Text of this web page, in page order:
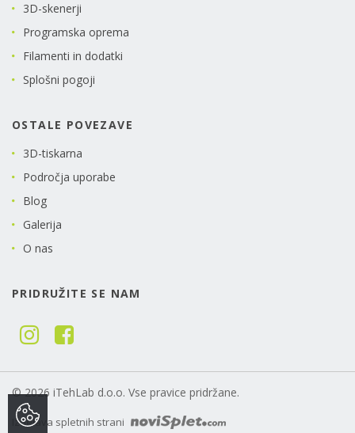
3D-skenerji
Programska oprema
Filamenti in dodatki
Splošni pogoji
OSTALE POVEZAVE
3D-tiskarna
Področja uporabe
Blog
Galerija
O nas
PRIDRUŽITE SE NAM
© 2026 iTehLab d.o.o. Vse pravice pridržane.
Izdelava spletnih strani